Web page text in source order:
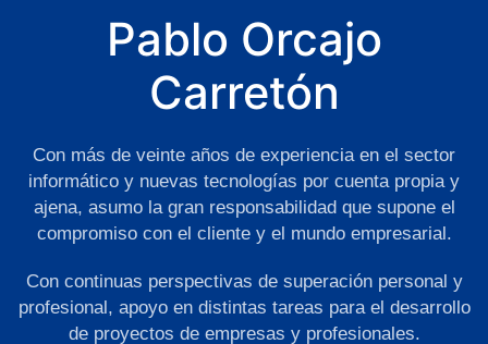
Pablo Orcajo
Carretón
Con más de veinte años de experiencia en el sector
informático y nuevas tecnologías por cuenta propia y
ajena, asumo la gran responsabilidad que supone el
compromiso con el cliente y el mundo empresarial.
Con continuas perspectivas de superación personal y
profesional, apoyo en distintas tareas para el desarrollo
de proyectos de empresas y profesionales.